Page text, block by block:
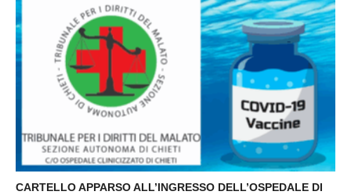
CARTELLO APPARSO ALL’INGRESSO DELL’OSPEDALE DI